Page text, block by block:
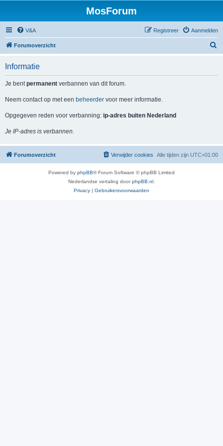
MosForum
V&A Aanmelden
Registreer
Forumoverzicht
Informatie
Je bentpermanent verbannen van dit forum.
Neem contact op met een beheerder voor meer informatie.
Opgegeven reden voor verbanning: ip-adres buiten Nederland
Je IP-adres is verbannen.
Forumoverzicht Alle tijden zijn UTC+01:00
Verwijder cookies
Powered by phpBB® Forum Software © phpBB Limited
Nederlandse vertaling doorphpBB.nl
Privacy | Gebruikersvoorwaarden